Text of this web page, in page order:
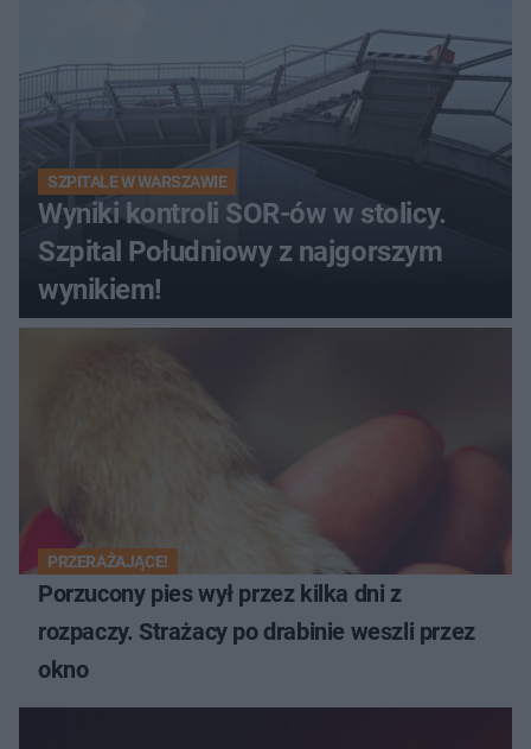
SZPITALE W WARSZAWIE
Wyniki kontroli SOR-ów w stolicy.
Szpital Południowy z najgorszym
wynikiem!
PRZERAŻAJĄCE!
Porzucony pies wył przez kilka dni z
rozpaczy. Strażacy po drabinie weszli przez
okno